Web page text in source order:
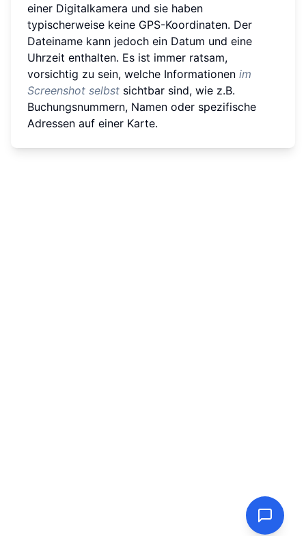
einer Digitalkamera und sie haben
typischerweise keine GPS-Koordinaten. Der
Dateiname kann jedoch ein Datum und eine
Uhrzeit enthalten. Es ist immer ratsam,
vorsichtig zu sein, welche Informationen im
Screenshot selbst sichtbar sind, wie z.B.
Buchungsnummern, Namen oder spezifische
Adressen auf einer Karte.